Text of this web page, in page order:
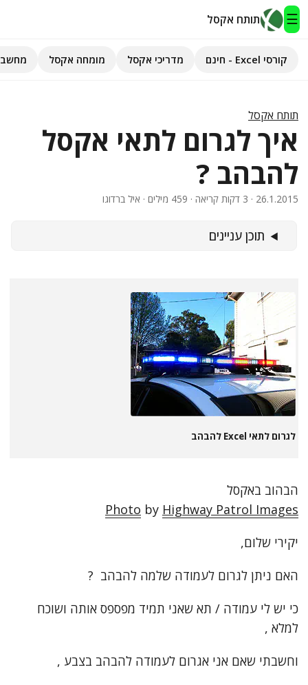
☰ תותח אקסל
מדריכי אקסל
חיפוש
צור קשר
קורסי Excel - חינם מדריכי אקסל מומחה אקסל
תותח אקסל
איך לגרום לתאי אקסל
להבהב ?
26.1.2015 · 3 דקות קריאה · 459 מילים · איל ברדוגו
תוכן עניינים
לגרום לתאי Excel להבהב
הבהוב באקסל
Photo by Highway Patrol Images
יקירי שלום,
האם ניתן לגרום לעמודה שלמה להבהב ?
כי יש לי עמודה / תא שאני תמיד מפספס אותה ושוכח
למלא ,
וחשבתי שאם אני אגרום לעמודה להבהב בצבע ,